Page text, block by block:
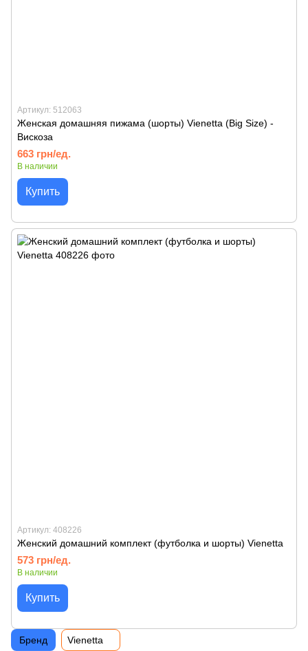
Артикул: 512063
Женская домашняя пижама (шорты) Vienetta (Big Size) -
Вискоза
663 грн/ед.
В наличии
Купить
Артикул: 408226
Женский домашний комплект (футболка и шорты) Vienetta
573 грн/ед.
В наличии
Купить
Бренд Vienetta